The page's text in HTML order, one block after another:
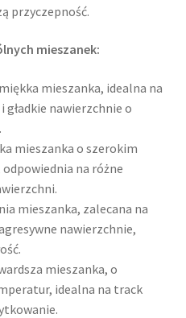
przyczepność.
mieszanek:
mieszanka, idealna na
nawierzchnie o
mieszanka o szerokim
na różne
mieszanka, zalecana na
nawierzchnie,
mieszanka, o
idealna na track